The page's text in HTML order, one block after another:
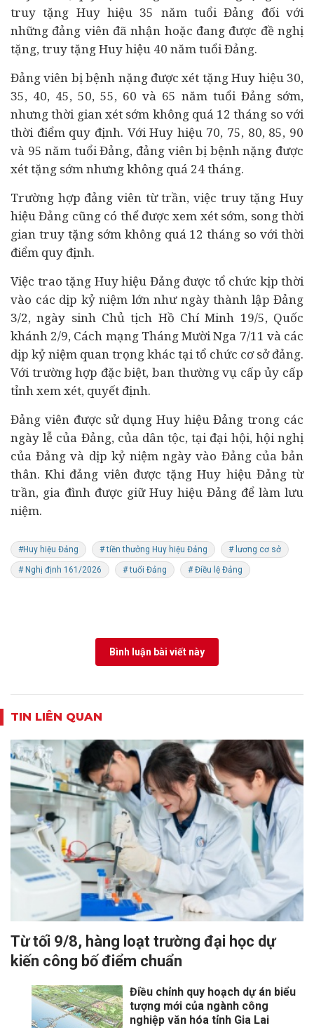
truy tặng Huy hiệu 35 năm tuổi Đảng đối với
những đảng viên đã nhận hoặc đang được đề nghị
tặng, truy tặng Huy hiệu 40 năm tuổi Đảng.
Đảng viên bị bệnh nặng được xét tặng Huy hiệu 30,
35, 40, 45, 50, 55, 60 và 65 năm tuổi Đảng sớm,
nhưng thời gian xét sớm không quá 12 tháng so với
thời điểm quy định. Với Huy hiệu 70, 75, 80, 85, 90
và 95 năm tuổi Đảng, đảng viên bị bệnh nặng được
xét tặng sớm nhưng không quá 24 tháng.
Trường hợp đảng viên từ trần, việc truy tặng Huy
hiệu Đảng cũng có thể được xem xét sớm, song thời
gian truy tặng sớm không quá 12 tháng so với thời
điểm quy định.
Việc trao tặng Huy hiệu Đảng được tổ chức kịp thời
vào các dịp kỷ niệm lớn như ngày thành lập Đảng
3/2, ngày sinh Chủ tịch Hồ Chí Minh 19/5, Quốc
khánh 2/9, Cách mạng Tháng Mười Nga 7/11 và các
dịp kỷ niệm quan trọng khác tại tổ chức cơ sở đảng.
Với trường hợp đặc biệt, ban thường vụ cấp ủy cấp
tỉnh xem xét, quyết định.
Đảng viên được sử dụng Huy hiệu Đảng trong các
ngày lễ của Đảng, của dân tộc, tại đại hội, hội nghị
của Đảng và dịp kỷ niệm ngày vào Đảng của bản
thân. Khi đảng viên được tặng Huy hiệu Đảng từ
trần, gia đình được giữ Huy hiệu Đảng để làm lưu
niệm.
#Huy hiệu Đảng # tiền thưởng Huy hiệu Đảng # lương cơ sở
# Nghị định 161/2026 # tuổi Đảng # Điều lệ Đảng
Bình luận bài viết này
TIN LIÊN QUAN
Từ tối 9/8, hàng loạt trường đại học dự
kiến công bố điểm chuẩn
Điều chỉnh quy hoạch dự án biểu
tượng mới của ngành công
nghiệp văn hóa tỉnh Gia Lai